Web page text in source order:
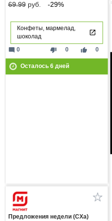
69.99руб. -29%
Конфеты, мармелад,
шоколад
thumb_down 0 thumb_up 0
mode_comment 0
Осталось 6дней
Предложения недели (СХа)